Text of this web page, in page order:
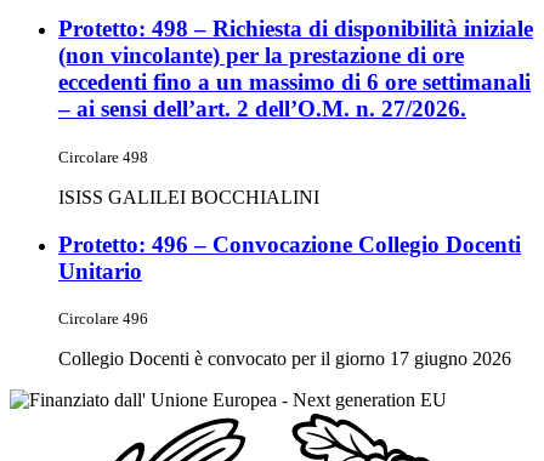
Protetto: 498 – Richiesta di disponibilità iniziale
(non vincolante) per la prestazione di ore
eccedenti fino a un massimo di 6 ore settimanali
– ai sensi dell’art. 2 dell’O.M. n. 27/2026.
Circolare 498
ISISS GALILEI BOCCHIALINI
Protetto: 496 – Convocazione Collegio Docenti
Unitario
Circolare 496
Collegio Docenti è convocato per il giorno 17 giugno 2026